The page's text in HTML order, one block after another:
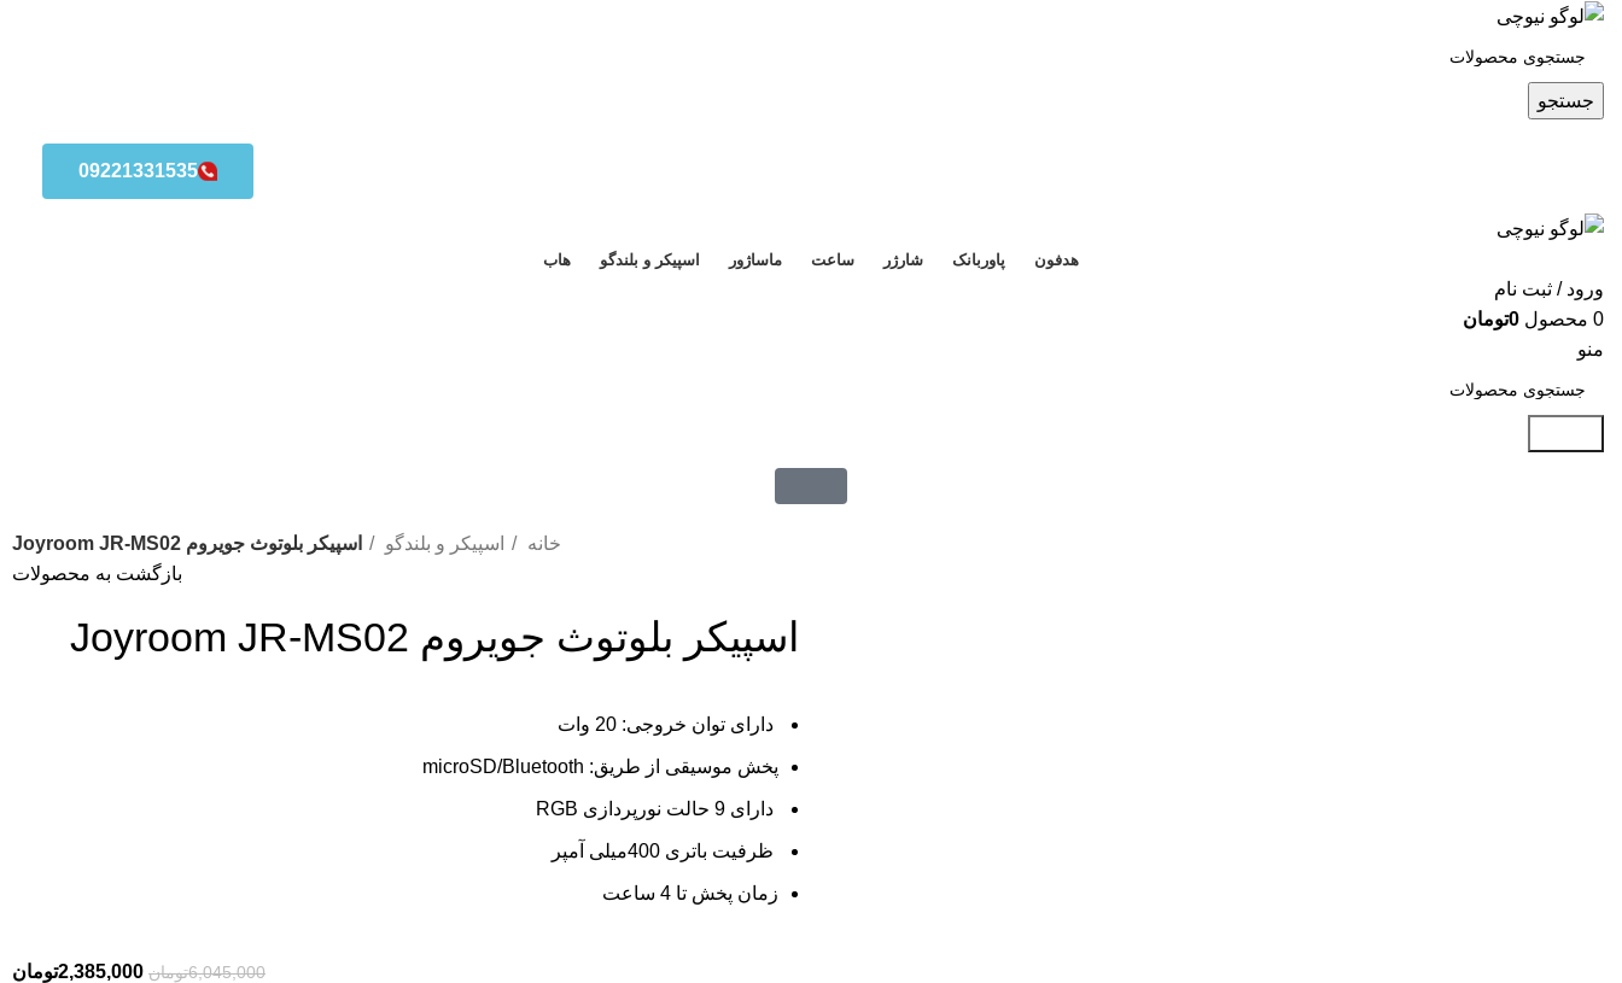
جستجو
09221331535
هدفون پاوربانک شارژر ساعت ماساژور اسپیکر و بلندگو هاب
ورود / ثبت نام
0 محصول 0تومان
منو
خانه اسپیکر و بلندگو اسپیکر بلوتوث جویروم Joyroom JR-MS02
بازگشت به محصولات
اسپیکر بلوتوث جویروم Joyroom JR-MS02
دارای توان خروجی: 20 وات
پخش موسیقی از طریق: microSD/Bluetooth
دارای 9 حالت نورپردازی RGB
ظرفیت باتری 400میلی آمپر
زمان پخش تا 4 ساعت
6,045,000تومان 2,385,000تومان